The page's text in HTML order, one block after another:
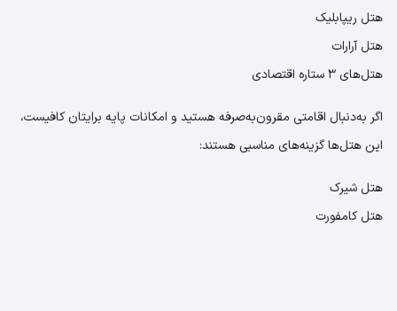
هتل ریپابلیک
هتل آرارات
هتل‌های 3 ستاره اقتصادی
اگر به‌دنبال اقامتی مقرون‌به‌صرفه هستید و امکانات پایه برایتان کافیست،
این هتل‌ها گزینه‌های مناسبی هستند:
هتل شیرک
هتل کامفورت